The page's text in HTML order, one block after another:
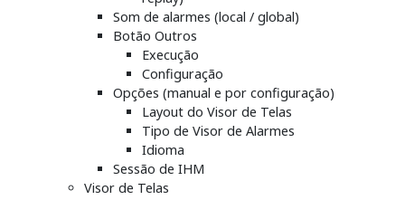
Som de alarmes (local / global)
Botão Outros
Execução
Configuração
Opções (manual e por configuração)
Layout do Visor de Telas
Tipo de Visor de Alarmes
Idioma
Sessão de IHM
Visor de Telas